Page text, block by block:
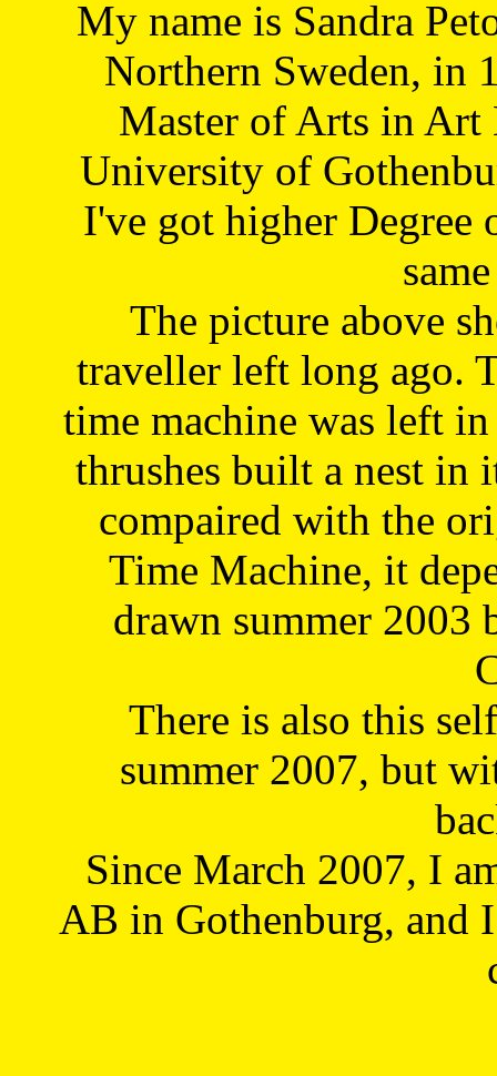
My name is Sandra
Northern Sweden, in
Master of Arts in Art
University of
I've got higher Degree
The picture above
traveller left long ago.
time machine was left
thrushes built a nest in
compaired with the
Time Machine, it
drawn summer 2003
There is also this
summer 2007, but
Since March 2007, I
AB in Gothenburg, and